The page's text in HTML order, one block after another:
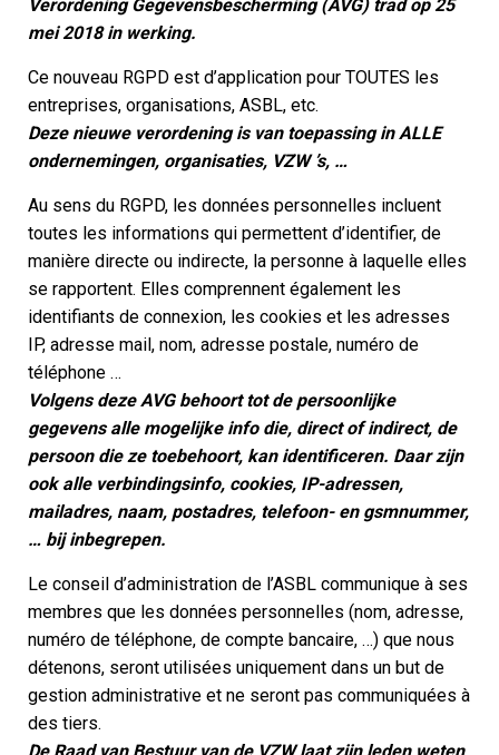
Verordening Gegevensbescherming (AVG) trad op 25
mei 2018 in werking.
Ce nouveau RGPD est d’application pour TOUTES les
entreprises, organisations, ASBL, etc.
Deze nieuwe verordening is van toepassing in ALLE
ondernemingen, organisaties, VZW ’s, …
Au sens du RGPD, les données personnelles incluent
toutes les informations qui permettent d’identifier, de
manière directe ou indirecte, la personne à laquelle elles
se rapportent. Elles comprennent également les
identifiants de connexion, les cookies et les adresses
IP, adresse mail, nom, adresse postale, numéro de
téléphone …
Volgens deze AVG behoort tot de persoonlijke
gegevens alle mogelijke info die, direct of indirect, de
persoon die ze toebehoort, kan identificeren. Daar zijn
ook alle verbindingsinfo, cookies, IP-adressen,
mailadres, naam, postadres, telefoon- en gsmnummer,
… bij inbegrepen.
Le conseil d’administration de l’ASBL communique à ses
membres que les données personnelles (nom, adresse,
numéro de téléphone, de compte bancaire, …) que nous
détenons, seront utilisées uniquement dans un but de
gestion administrative et ne seront pas communiquées à
des tiers.